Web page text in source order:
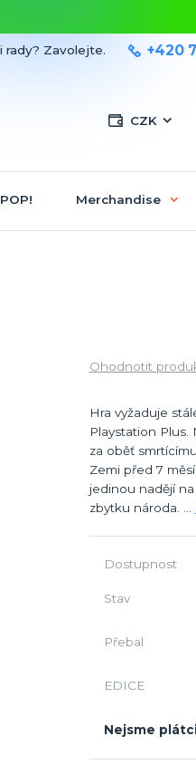
CZK
rady? Zavolejte. +420
Merchandise
Ohodnotit
Hra vyžaduje
Playstation
za oběť
Zemi před 7
jedinou nadějí
zbytku národa. ...
Dostupnost
Stav
Přebal
EDICE
Nejsme